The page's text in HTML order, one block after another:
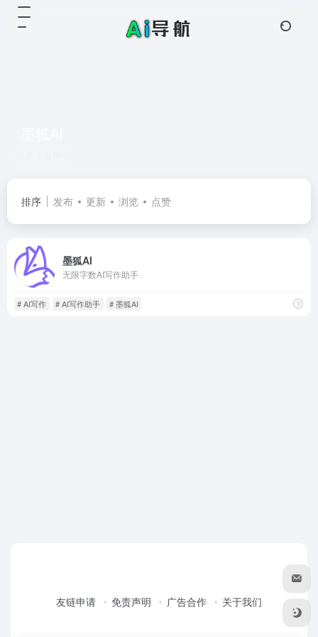
排序 发布 更新 浏览 点赞
墨狐AI
无限字数AI写作助手
# AI写作 # AI写作助手 # 墨狐AI
友链申请 免责声明 广告合作 关于我们